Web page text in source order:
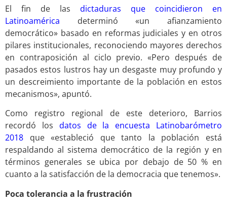
El fin de las dictaduras que coincidieron en
Latinoamérica determinó «un afianzamiento
democrático» basado en reformas judiciales y en otros
pilares institucionales, reconociendo mayores derechos
en contraposición al ciclo previo. «Pero después de
pasados estos lustros hay un desgaste muy profundo y
un descreimiento importante de la población en estos
mecanismos», apuntó.
Como registro regional de este deterioro, Barrios
recordó los datos de la encuesta Latinobarómetro
2018 que «estableció que tanto la población está
respaldando al sistema democrático de la región y en
términos generales se ubica por debajo de 50 % en
cuanto a la satisfacción de la democracia que tenemos».
Poca tolerancia a la frustración